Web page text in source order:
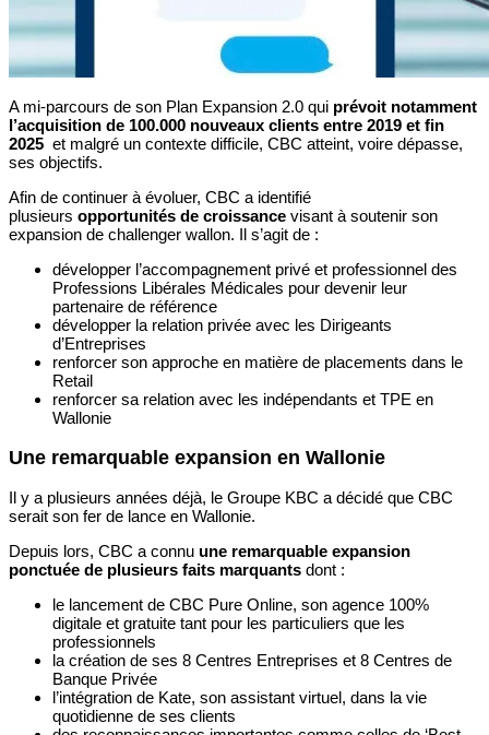
A mi-parcours de son Plan Expansion 2.0 qui prévoit notamment
l’acquisition de 100.000 nouveaux clients entre 2019 et fin
2025 ​ et malgré un contexte difficile, CBC atteint, voire dépasse,
ses objectifs.
Afin de continuer à évoluer, CBC a identifié
plusieurs opportunités de croissance visant à soutenir son
expansion de challenger wallon. Il s’agit de :
développer l’accompagnement privé et professionnel des
Professions Libérales Médicales pour devenir leur
partenaire de référence
développer la relation privée avec les Dirigeants
d’Entreprises
renforcer son approche en matière de placements dans le
Retail
renforcer sa relation avec les indépendants et TPE en
Wallonie
Une remarquable expansion en Wallonie
Il y a plusieurs années déjà, le Groupe KBC a décidé que CBC
serait son fer de lance en Wallonie.
Depuis lors, CBC a connu une remarquable expansion
ponctuée de plusieurs faits marquants dont :
le lancement de CBC Pure Online, son agence 100%
digitale et gratuite tant pour les particuliers que les
professionnels
la création de ses 8 Centres Entreprises et 8 Centres de
Banque Privée
l’intégration de Kate, son assistant virtuel, dans la vie
quotidienne de ses clients